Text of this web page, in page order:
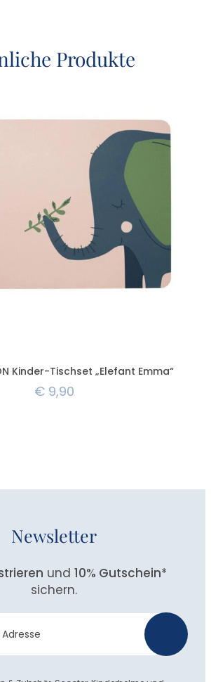
Produkte
Kinder-Tischset „Elefant Emma“
€9,90
Newsletter
und 10% Gutschein*
sichern.